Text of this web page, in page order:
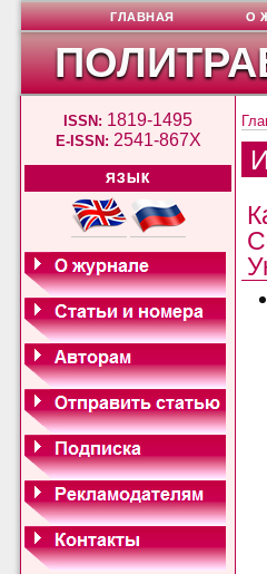
ISSN: 1819-1495
E-ISSN: 2541-867X
ЯЗЫК
ГЛАВНАЯ О